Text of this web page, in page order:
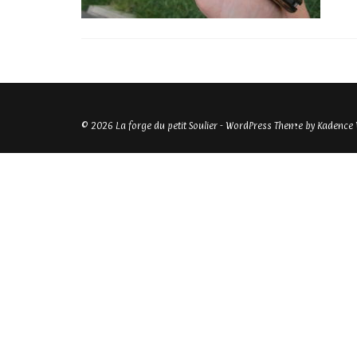
© 2026 La forge du petit Soulier - WordPress Theme by Kadence